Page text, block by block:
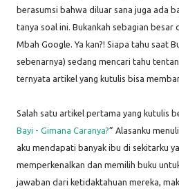
berasumsi bahwa diluar sana juga ada
tanya soal ini. Bukankah sebagian
Mbah Google. Ya kan?! Siapa tahu saat
sebenarnya) sedang mencari tahu
ternyata artikel yang kutulis bisa
Salah satu artikel pertama yang kutulis
Bayi - Gimana Caranya?” Alasanku
aku mendapati banyak ibu di sekitarku
memperkenalkan dan memilih buku
jawaban dari ketidaktahuan mereka,